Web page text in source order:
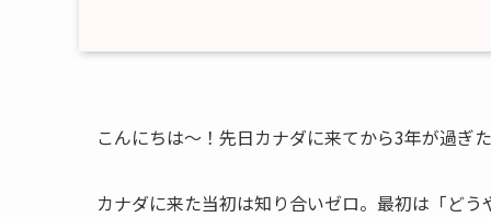
こんにちは～！先日カナダに来てから3年が過ぎ
カナダに来た当初は知り合いゼロ。最初は「ど